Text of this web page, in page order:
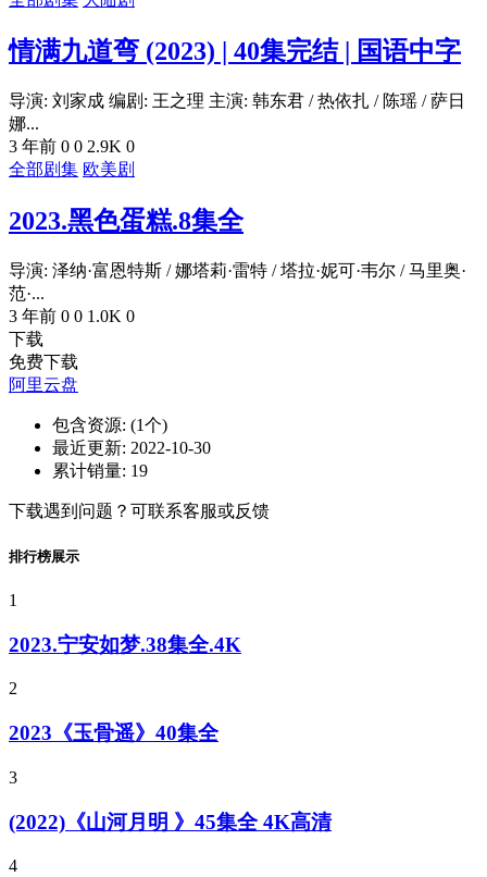
情满九道弯 (2023) | 40集完结 | 国语中字
导演: 刘家成 编剧: 王之理 主演: 韩东君 / 热依扎 / 陈瑶 / 萨日
娜...
3 年前 0 0 2.9K 0
全部剧集 欧美剧
2023.黑色蛋糕.8集全
导演: 泽纳·富恩特斯 / 娜塔莉·雷特 / 塔拉·妮可·韦尔 / 马里奥·
范·...
3 年前 0 0 1.0K 0
下载
免费下载
阿里云盘
包含资源: (1个)
最近更新: 2022-10-30
累计销量: 19
下载遇到问题？可联系客服或反馈
排行榜展示
1
2023.宁安如梦.38集全.4K
2
2023《玉骨遥》40集全
3
(2022)《山河月明 》45集全 4K高清
4